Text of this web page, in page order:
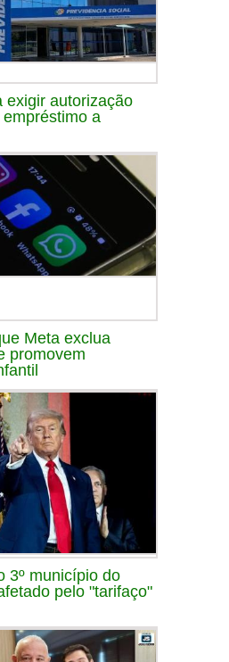
exigir autorização
a
Meta exclua
promovem
3º município do
pelo "tarifaço"